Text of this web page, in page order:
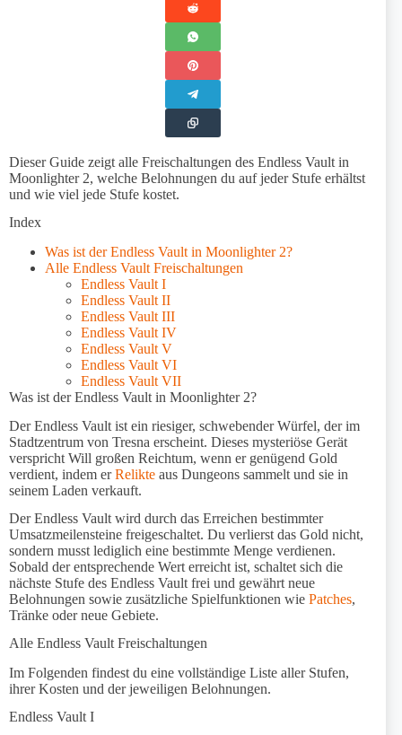
Dieser Guide zeigt alle Freischaltungen des Endless Vault in
Moonlighter 2, welche Belohnungen du auf jeder Stufe erhältst
und wie viel jede Stufe kostet.
Index
Was ist der Endless Vault in Moonlighter 2?
Alle Endless Vault Freischaltungen
Endless Vault I
Endless Vault II
Endless Vault III
Endless Vault IV
Endless Vault V
Endless Vault VI
Endless Vault VII
Was ist der Endless Vault in Moonlighter 2?
Der Endless Vault ist ein riesiger, schwebender Würfel, der im
Stadtzentrum von Tresna erscheint. Dieses mysteriöse Gerät
verspricht Will großen Reichtum, wenn er genügend Gold
verdient, indem erRelikte aus Dungeons sammelt und sie in
seinem Laden verkauft.
Der Endless Vault wird durch das Erreichen bestimmter
Umsatzmeilensteine freigeschaltet. Du verlierst das Gold nicht,
sondern musst lediglich eine bestimmte Menge verdienen.
Sobald der entsprechende Wert erreicht ist, schaltet sich die
nächste Stufe des Endless Vault frei und gewährt neue
Belohnungen sowie zusätzliche Spielfunktionen wie Patches,
Tränke oder neue Gebiete.
Alle Endless Vault Freischaltungen
Im Folgenden findest du eine vollständige Liste aller Stufen,
ihrer Kosten und der jeweiligen Belohnungen.
Endless Vault I